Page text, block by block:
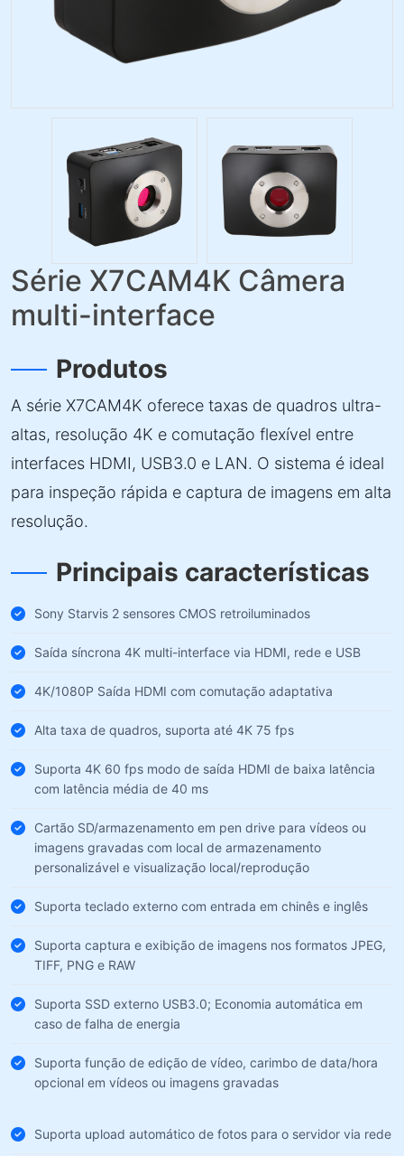
Série X7CAM4K Câmera
multi-interface
Produtos
A série X7CAM4K oferece taxas de quadros ultra-
altas, resolução 4K e comutação flexível entre
interfaces HDMI, USB3.0 e LAN. O sistema é ideal
para inspeção rápida e captura de imagens em alta
resolução.
Principais características
Sony Starvis 2 sensores CMOS retroiluminados
Saída síncrona 4K multi-interface via HDMI, rede e USB
4K/1080P Saída HDMI com comutação adaptativa
Alta taxa de quadros, suporta até 4K 75 fps
Suporta 4K 60 fps modo de saída HDMI de baixa latência
com latência média de 40 ms
Cartão SD/armazenamento em pen drive para vídeos ou
imagens gravadas com local de armazenamento
personalizável e visualização local/reprodução
Suporta teclado externo com entrada em chinês e inglês
Suporta captura e exibição de imagens nos formatos JPEG,
TIFF, PNG e RAW
Suporta SSD externo USB3.0; Economia automática em
caso de falha de energia
Suporta função de edição de vídeo, carimbo de data/hora
opcional em vídeos ou imagens gravadas
Suporta upload automático de fotos para o servidor via rede